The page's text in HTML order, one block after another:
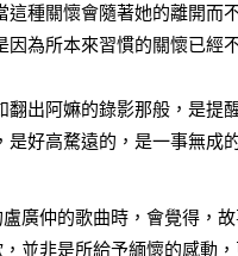
種關懷會隨著她的離開而
為所本來習慣的關懷已經
出阿嫲的錄影那般，是提
好高騖遠的，是一事無成
廣仲的歌曲時，會覺得，
並非是所給予緬懷的感動